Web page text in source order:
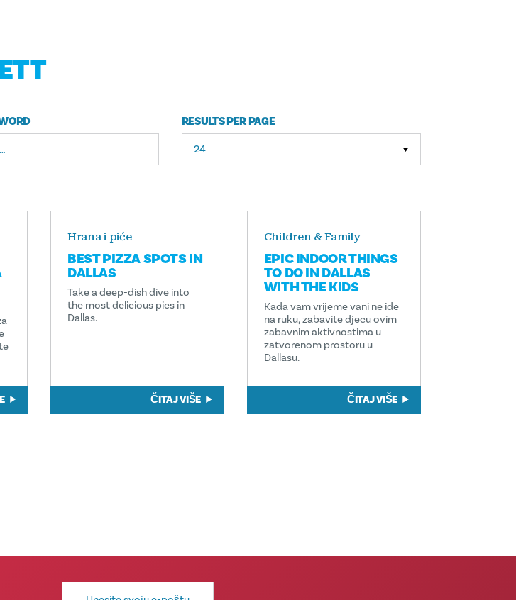
RESULTS PER PAGE
Hrana i piće
BEST PIZZA SPOTS IN
DALLAS
Take a deep-dish dive into
the most delicious pies in
Dallas.
ČITAJ VIŠE
Children & Family
EPIC INDOOR THINGS
TO DO IN DALLAS
WITH THE KIDS
Kada vam vrijeme vani ne ide
na ruku, zabavite djecu ovim
zabavnim aktivnostima u
zatvorenom prostoru u
Dallasu.
ČITAJ VIŠE
E-